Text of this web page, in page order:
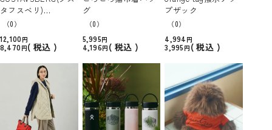
タフスベリ)
プレート 18cm
（0）
12,100
8,470
税込
グ
（0）
5,995
4,196
税込
プザック
（0）
4,994
3,995
税込